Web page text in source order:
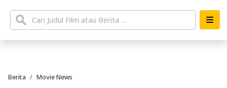
Berita Movie News